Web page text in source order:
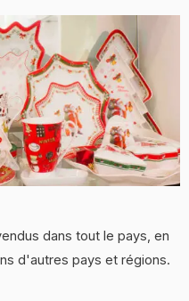
dans tout le pays, en
d'autres pays et régions.